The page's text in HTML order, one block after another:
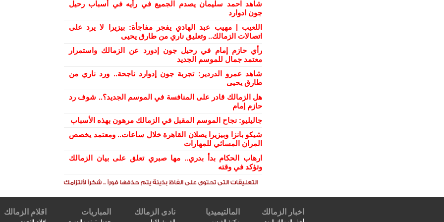
شاهد احمد سليمان يصدم الجميع في رأيه في أسباب رحيل
جون ادوارد
اللعيب | مهيب عبد الهادي يفجر مفاجأة: بيزيرا لا يرد على
اتصالات الزمالك.. وتعليق ناري من طارق يحيى
رأي حازم إمام في رحيل جون إدورد عن الزمالك واستمرار
معتمد جمال للموسم الجديد
شاهد عمرو الدردير: تجربة جون إدوارد ناجحة.. ورد ناري من
طارق يحيى
هل الزمالك قادر على المنافسة في الموسم الجديد؟.. شوف رد
حازم إمام
جاليليو: نجاح الموسم المقبل في الزمالك مرهون بهذه الأسباب
شيكو بانزا وبيزيرا يصلان القاهرة خلال ساعات.. ومعتمد يخصص
المران المسائي للمهارات
ارهاب الحكام بدأ بدري.. مها صبري تعلق على بيان الزمالك
وتؤكد في وقته
اخبار الزمالك المالتيميديا نادى الزمالك المباريات اقلام الزمالك